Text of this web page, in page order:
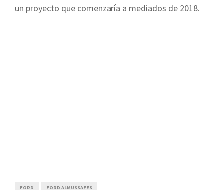
un proyecto que comenzaría a mediados de 2018.
FORD FORD ALMUSSAFES